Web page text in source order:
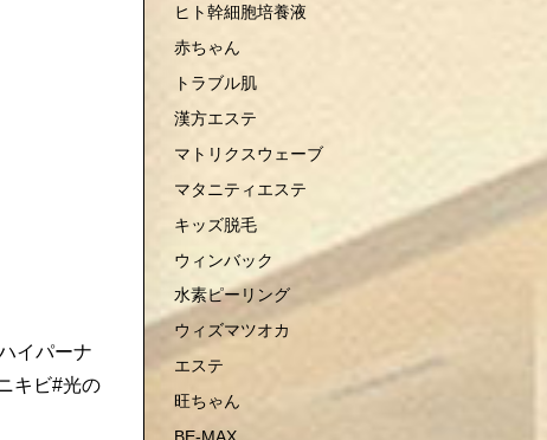
イパーナ
キビ#光の
ヒト幹細胞培養液
赤ちゃん
トラブル肌
漢方エステ
マトリクスウェーブ
マタニティエステ
キッズ脱毛
ウィンバック
水素ピーリング
ウィズマツオカ
エステ
旺ちゃん
BE-MAX